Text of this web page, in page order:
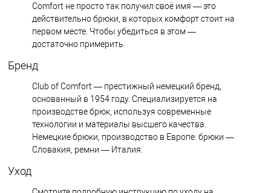
Comfort не просто так получил своё имя — это
действительно брюки, в которых комфорт стоит на
первом месте. Чтобы убедиться в этом —
достаточно примерить.
Бренд
Club of Comfort — престижный немецкий бренд,
основанный в 1954 году. Специализируется на
производстве брюк, используя современные
технологии и материалы высшего качества.
Немецкие брюки, производство в Европе: брюки —
Словакия, ремни — Италия.
Уход